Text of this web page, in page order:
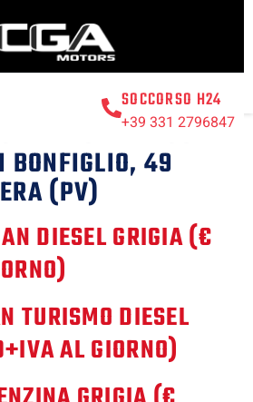
SOCCORSO H24
+39 331 2796847
COSTO:CGA
BONFIGLIO, 49
(PV)
DIESEL GRIGIA (€
TURISMO DIESEL
AL GIORNO)
GRIGIA (€